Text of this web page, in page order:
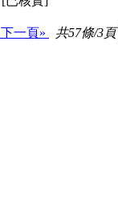
下一頁» 共57條/3頁